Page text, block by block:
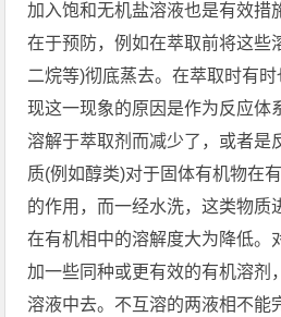
加入饱和无机盐溶液也是有效措
在于预防，例如在萃取前将这些
二烷等)彻底蒸去。在萃取时有
现这一现象的原因是作为反应体
溶解于萃取剂而减少了，或者是
质(例如醇类)对于固体有机物在
的作用，而一经水洗，这类物质
在有机相中的溶解度大为降低。
加一些同种或更有效的有机溶剂
溶液中去。不互溶的两液相不能